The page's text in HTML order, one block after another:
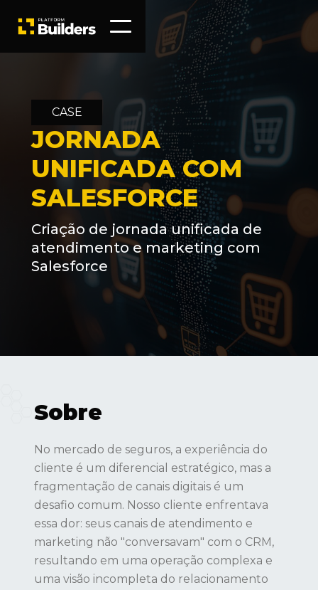
CASE
JORNADA
UNIFICADA COM
SALESFORCE
Criação de jornada unificada de
atendimento e marketing com
Salesforce
Sobre
No mercado de seguros, a experiência do
cliente é um diferencial estratégico, mas a
fragmentação de canais digitais é um
desafio comum. Nosso cliente enfrentava
essa dor: seus canais de atendimento e
marketing não "conversavam" com o CRM,
resultando em uma operação complexa e
uma visão incompleta do relacionamento